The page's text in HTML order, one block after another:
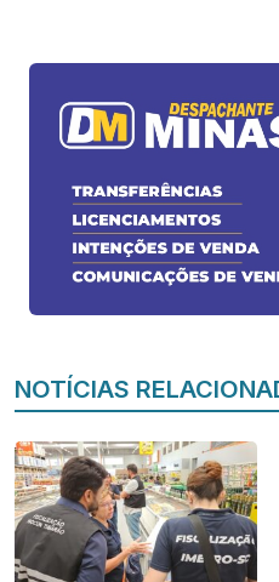
NOTÍCIAS